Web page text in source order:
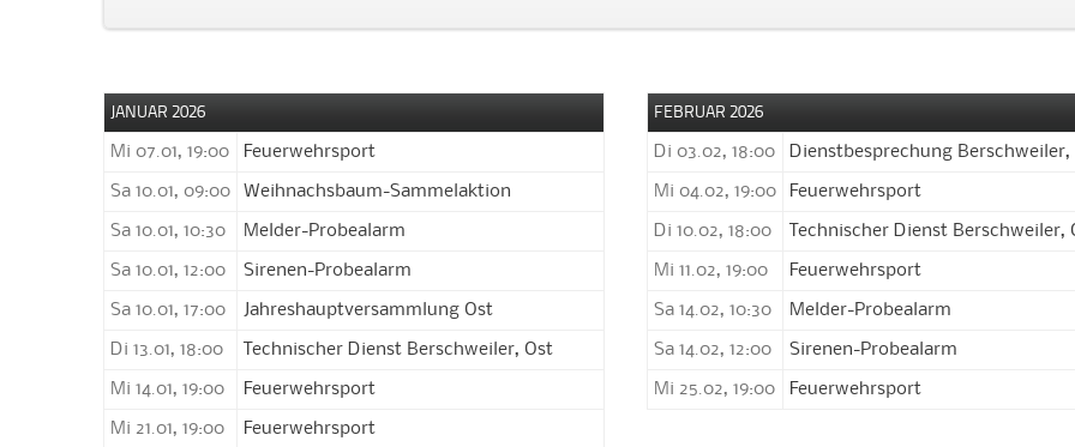
JANUAR 2026
Mi 07.01, 19:00 Feuerwehrsport
Sa 10.01, 09:00 Weihnachsbaum-Sammelaktion
Sa 10.01, 10:30 Melder-Probealarm
Sa 10.01, 12:00 Sirenen-Probealarm
Sa 10.01, 17:00 Jahreshauptversammlung Ost
Di 13.01, 18:00 Technischer Dienst Berschweiler, Ost
Mi 14.01, 19:00 Feuerwehrsport
Mi 21.01, 19:00 Feuerwehrsport
FEBRUAR 2026
Di 03.02, 18:00 Dienstbesprechung Berschweiler,
Mi 04.02, 19:00 Feuerwehrsport
Di 10.02, 18:00 Technischer Dienst Berschweiler,
Mi 11.02, 19:00 Feuerwehrsport
Sa 14.02, 10:30 Melder-Probealarm
Sa 14.02, 12:00 Sirenen-Probealarm
Mi 25.02, 19:00 Feuerwehrsport